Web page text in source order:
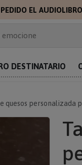
EL
emocione
para sorprender
DESTINATARIO
quesos personalizada